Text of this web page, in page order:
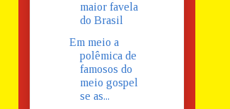
maior favela
do Brasil
Em meio a
polêmica de
famosos do
meio gospel
se as...